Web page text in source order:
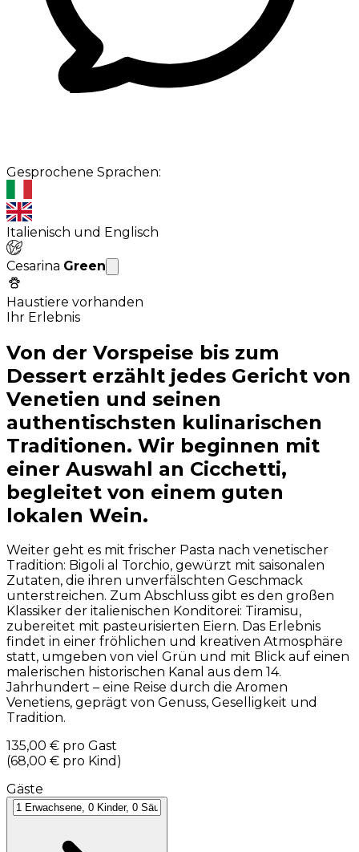
Gesprochene Sprachen:
Italienisch und Englisch
Cesarina Green
Haustiere vorhanden
Ihr Erlebnis
Von der Vorspeise bis zum
Dessert erzählt jedes Gericht von
Venetien und seinen
authentischsten kulinarischen
Traditionen. Wir beginnen mit
einer Auswahl an Cicchetti,
begleitet von einem guten
lokalen Wein.
Weiter geht es mit frischer Pasta nach venetischer
Tradition: Bigoli al Torchio, gewürzt mit saisonalen
Zutaten, die ihren unverfälschten Geschmack
unterstreichen. Zum Abschluss gibt es den großen
Klassiker der italienischen Konditorei: Tiramisu,
zubereitet mit pasteurisierten Eiern. Das Erlebnis
findet in einer fröhlichen und kreativen Atmosphäre
statt, umgeben von viel Grün und mit Blick auf einen
malerischen historischen Kanal aus dem 14.
Jahrhundert – eine Reise durch die Aromen
Venetiens, geprägt von Genuss, Geselligkeit und
Tradition.
135,00 € pro Gast
(68,00 € pro Kind )
Gäste